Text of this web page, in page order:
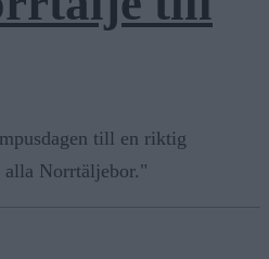
till en riktig
alla Norrtäljebor."